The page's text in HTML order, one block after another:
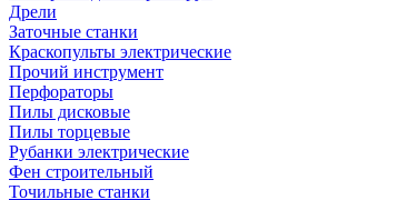
Дрели
Заточные станки
Краскопульты электрические
Прочий инструмент
Перфораторы
Пилы дисковые
Пилы торцевые
Рубанки электрические
Фен строительный
Точильные станки